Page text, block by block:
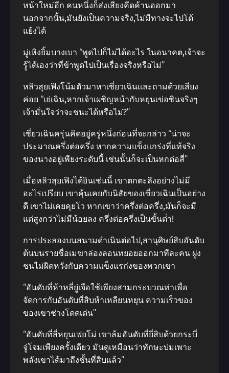
หน้าใหม่อีก คนหนึ่งก็ส่งเสียงคีดค้านออกมา
นอกจากนั้น,มันยังเป็นความจริง,ไม่มีทางจะไปโต้
แย้งได้
มู่เหิงยิ้มบางเบา “พูดไปก็ไม่ได้อะไร ในอนาคต,เจ้าจะ
รู้ได้เองว่าที่ข้าพูดไปเป็นเรื่องจริงหรือไม่”
หลิวสุยเฟิงโน้มตัวมาหาเซี่ยวเฉินและถามด้วยเสียง
ค่อย “เย่เฉิน,หากเจ้าเผชิญหน้ากับหยุนเข่อซินจริงๆ
เจ้ามั่นใจว่าจะชนะได้หรือไม่?”
เซี่ยวเฉินครุ่นคิดอยู่ครู่หนึ่งก่อนที่จะกล่าว “น่าจะ
ประมาณครึ่งต่อครึ่ง หากความแข็งแกร่งที่แท้จริง
ของนางอยู่เพียงระดับนี้ เช่นนั้นก็จะเป็นหกต่อสี่”
เมื่อหลิวสุยเฟิงได้ยินเช่นนี้ เขาตกตะลึงอย่างไม่มี
อะไรเปรียบ เขาคุ้นเคยกับนิสัยของเซี่ยวเฉินเป็นอย่าง
ดี เขาไม่เคยคุยโว หากเขาว่าครึ่งต่อครึ่ง,มันก็จะมี
แต่สูงกว่าไม่มีน้อยลง ครึ่งต่อครึ่งเป็นขั้นต่ํา!
การประลองบนสนามดําเนินต่อไป,สานุศิษย์สิบอันดับ
ต้นบนรายชื่อเมฆาล่องลอนทยอยออกมาทีละคน ฝูง
ชนไม่ผิดหวังกับความแข็งแรก่งของพวกเขา
“อันดับที่ห้าหลี่ยู่เจือใช้เพียงสามกระบวณท่าเพื่อ
จัดการกับอันดับที่สิบห้าเหลียนหยุน ความเร็วของ
ของเขาช่างโดดเด่น”
“อันดับที่สี่หยุนเฟยโม่ เขาล้มอันดับที่ยี่สิบด้วยกระบี่
จู่โจมเพียงครั้งเดียว มันดูเหมือนว่าทักษะบ่มเพาะ
พลังเขาได้มาถึงชั้นที่สิบแล้ว”